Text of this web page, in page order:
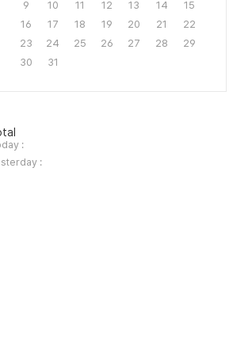
9
10 11 12 13 14
15
16
17 18 19 20 21
22
23
24 25 26 27 28
29
30
31
:
: